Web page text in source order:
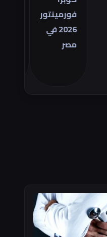
فورمينتور
2026 في